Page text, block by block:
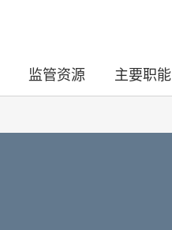
监管资源 主要职能